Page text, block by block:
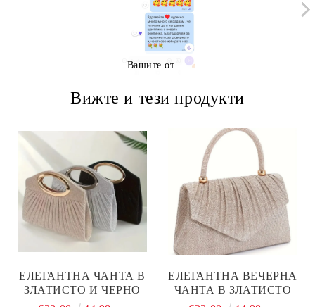
Вашите отзиви
Вижте и тези продукти
ЕЛЕГАНТНА ЧАНТА В
ЗЛАТИСТО И ЧЕРНО
ЕЛЕГАНТНА ВЕЧЕРНА
ЧАНТА В ЗЛАТИСТО